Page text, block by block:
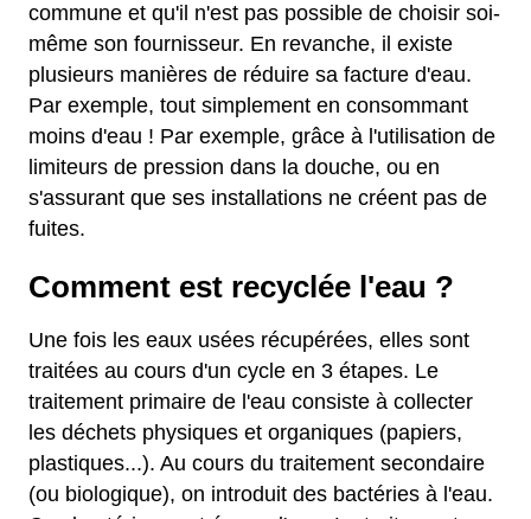
commune et qu'il n'est pas possible de choisir soi-
même son fournisseur. En revanche, il existe
plusieurs manières de réduire sa facture d'eau.
Par exemple, tout simplement en consommant
moins d'eau ! Par exemple, grâce à l'utilisation de
limiteurs de pression dans la douche, ou en
s'assurant que ses installations ne créent pas de
fuites.
Comment est recyclée l'eau ?
Une fois les eaux usées récupérées, elles sont
traitées au cours d'un cycle en 3 étapes. Le
traitement primaire de l'eau consiste à collecter
les déchets physiques et organiques (papiers,
plastiques...). Au cours du traitement secondaire
(ou biologique), on introduit des bactéries à l'eau.